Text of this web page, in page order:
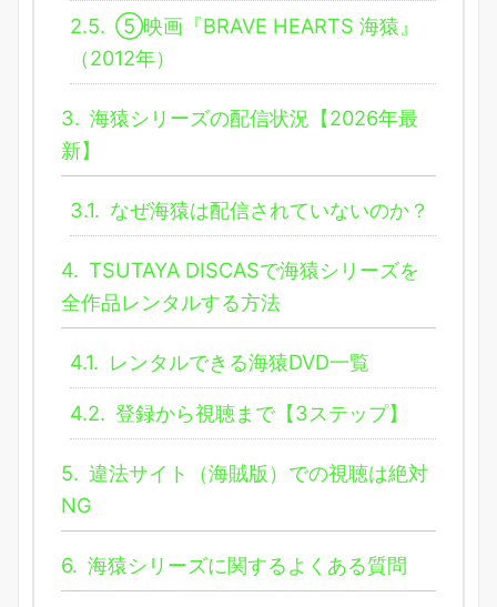
2.5. ⑤映画『BRAVE HEARTS 海猿』
（2012年）
3. 海猿シリーズの配信状況【2026年最
新】
3.1. なぜ海猿は配信されていないのか？
4. TSUTAYA DISCASで海猿シリーズを
全作品レンタルする方法
4.1. レンタルできる海猿DVD一覧
4.2. 登録から視聴まで【3ステップ】
5. 違法サイト（海賊版）での視聴は絶対
NG
6. 海猿シリーズに関するよくある質問